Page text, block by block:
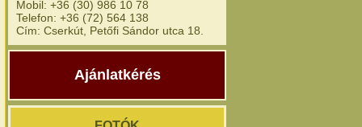
Mobil: +36 (30) 986 10 78
Telefon: +36 (72) 564 138
Cím: Cserkút, Petőfi Sándor utca 18.
Ajánlatkérés